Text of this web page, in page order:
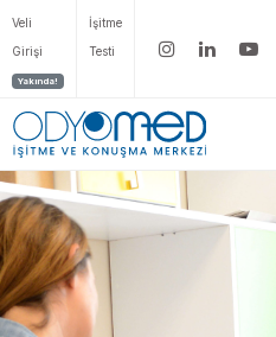
Veli
Girişi
Yakında!
İşitme
Testi